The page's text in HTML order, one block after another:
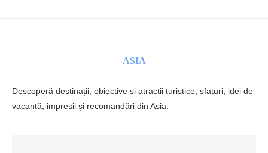
ASIA
Descoperă destinații, obiective și atracții turistice, sfaturi, idei de
vacanță, impresii și recomandări din Asia.